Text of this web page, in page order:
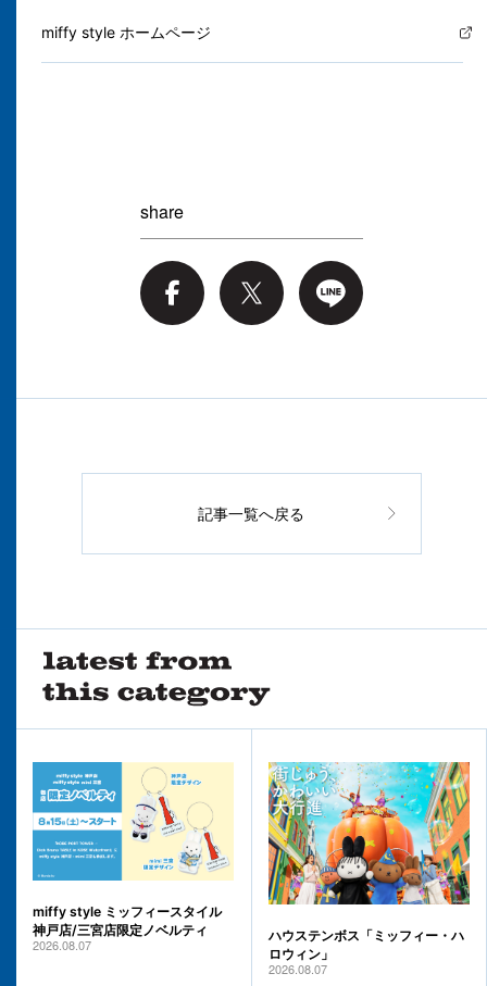
miffy style ホームページ
share
記事一覧へ戻る
miffy style ミッフィースタイル
神戸店/三宮店限定ノベルティ
2026.08.07
ハウステンボス「ミッフィー・ハ
ロウィン」
2026.08.07